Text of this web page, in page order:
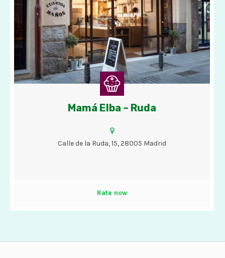
Cafés, tés, chocolate con churros, bizcochos, tartas y helados
Mamá Elba – Ruda
Calle de la Ruda, 15, 28005 Madrid
Rate now